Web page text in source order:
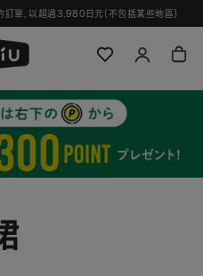
單，以超過3,980日元（不包括某些地區）